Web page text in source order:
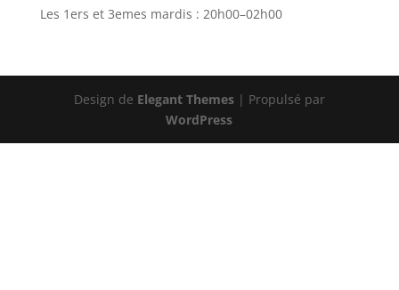
Les 1ers et 3emes mardis : 20h00–02h00
Design de Elegant Themes| Propulsé par
WordPress